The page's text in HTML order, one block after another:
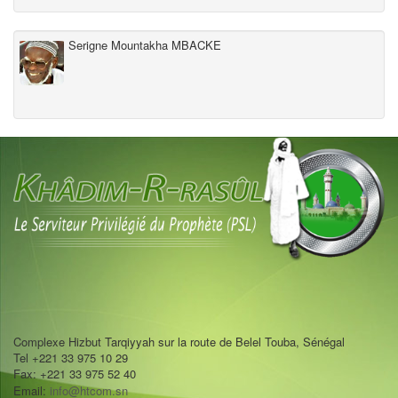
Serigne Mountakha MBACKE
Complexe Hizbut Tarqiyyah sur la route de Belel Touba, Sénégal
Tel +221 33 975 10 29
Fax: +221 33 975 52 40
Email: info@htcom.sn